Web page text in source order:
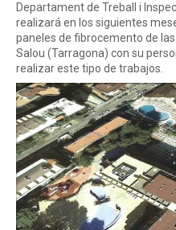
Departament de Treball i
realizará en los siguientes
paneles de fibrocemento de
Salou (Tarragona) con su
realizar este tipo de trabajos.